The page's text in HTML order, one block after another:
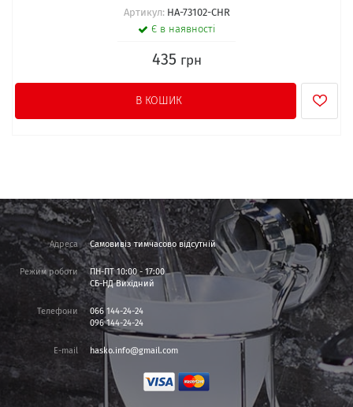
Артикул: HA-73102-CHR
Є в наявності
435 грн
В КОШИК
Адреса Самовивіз тимчасово відсутній
Режим роботи
ПН-ПТ 10:00 - 17:00
СБ-НД Вихідний
Телефони
066 144-24-24
096 144-24-24
E-mail hasko.info@gmail.com